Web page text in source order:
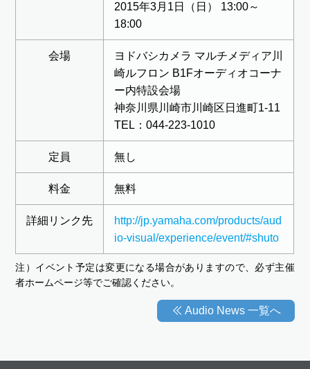
2015年3月1日（日） 13:00～
18:00
会場
ヨドバシカメラ マルチメディア川
崎ルフロン B1Fオーディオコーナ
ー内特設会場
神奈川県川崎市川崎区日進町1-11
TEL：044-223-1010
定員 無し
料金 無料
詳細リンク先
http://jp.yamaha.com/products/aud
io-visual/experience/event/#shuto
注）イベント予定は変更になる場合がありますので、必ず主催
者ホームページ等でご確認ください。
Audio News 一覧へ